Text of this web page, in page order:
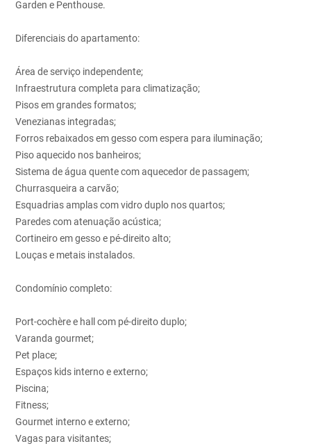
Garden e Penthouse.
Diferenciais do apartamento:
Área de serviço independente;
Infraestrutura completa para climatização;
Pisos em grandes formatos;
Venezianas integradas;
Forros rebaixados em gesso com espera para iluminação;
Piso aquecido nos banheiros;
Sistema de água quente com aquecedor de passagem;
Churrasqueira a carvão;
Esquadrias amplas com vidro duplo nos quartos;
Paredes com atenuação acústica;
Cortineiro em gesso e pé-direito alto;
Louças e metais instalados.
Condomínio completo:
Port-cochère e hall com pé-direito duplo;
Varanda gourmet;
Pet place;
Espaços kids interno e externo;
Piscina;
Fitness;
Gourmet interno e externo;
Vagas para visitantes;